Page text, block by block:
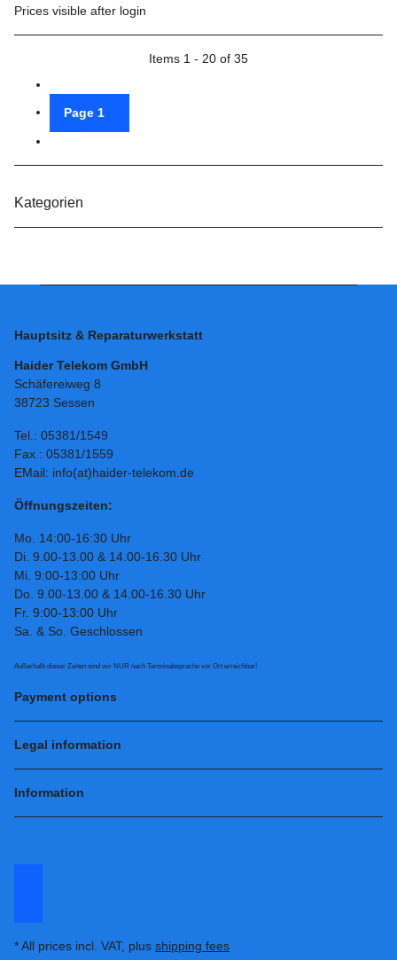
Prices visible after login
Items 1 - 20 of 35
Page 1
Kategorien
Hauptsitz & Reparaturwerkstatt
Haider Telekom GmbH
Schäfereiweg 8
38723 Sessen
Tel.: 05381/1549
Fax.: 05381/1559
EMail: info(at)haider-telekom.de
Öffnungszeiten:
Mo. 14:00-16:30 Uhr
Di. 9.00-13.00 & 14.00-16.30 Uhr
Mi. 9:00-13:00 Uhr
Do. 9.00-13.00 & 14.00-16.30 Uhr
Fr. 9:00-13:00 Uhr
Sa. & So. Geschlossen
Außerhalb dieser Zeiten sind wir NUR nach Terminabsprache vor Ort erreichbar!
Payment options
Legal information
Information
* All prices incl. VAT, plus shipping fees